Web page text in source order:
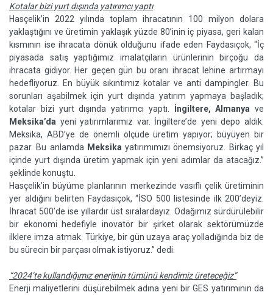
Kotalar bizi yurt dışında yatırımcı yaptı
Hasçelik’in 2022 yılında toplam ihracatının 100 milyon dolara
yaklaştığını ve üretimin yaklaşık yüzde 80’inin iç piyasa, geri kalan
kısmının ise ihracata dönük olduğunu ifade eden Faydasıçok, “İç
piyasada satış yaptığımız imalatçıların ürünlerinin birçoğu da
ihracata gidiyor. Her geçen gün bu oranı ihracat lehine artırmayı
hedefliyoruz. En büyük sıkıntımız kotalar ve anti dampingler. Bu
sorunları aşabilmek için yurt dışında yatırım yapmaya başladık;
kotalar bizi yurt dışında yatırımcı yaptı. İngiltere, Almanya ve
Meksika’da yeni yatırımlarımız var. İngiltere’de yeni depo aldık.
Meksika, ABD’ye de önemli ölçüde üretim yapıyor; büyüyen bir
pazar. Bu anlamda Meksikayatırımımızı önemsiyoruz. Birkaç yıl
içinde yurt dışında üretim yapmak için yeni adımlar da atacağız.”
şeklinde konuştu.
Hasçelik’in büyüme planlarının merkezinde vasıflı çelik üretiminin
yer aldığını belirten Faydasıçok, “İSO 500 listesinde ilk 200’deyiz.
İhracat 500’de ise yıllardır üst sıralardayız. Odağımız sürdürülebilir
bir ekonomi hedefiyle inovatör bir şirket olarak sektörümüzde
ilklere imza atmak. Türkiye, bir gün uzaya araç yolladığında biz de
bu sürecin bir parçası olmak istiyoruz.” dedi.
“2024’te kullandığımız enerjinin tümünü kendimiz üreteceğiz”
Enerji maliyetlerini düşürebilmek adına yeni bir GES yatırımının da